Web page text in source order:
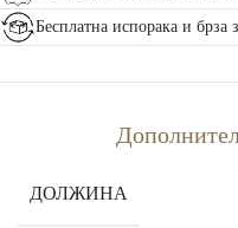
Бесплатна испорака и брза
ДОЛЖИНА